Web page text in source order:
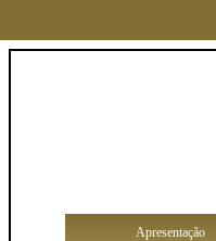
Apresentação